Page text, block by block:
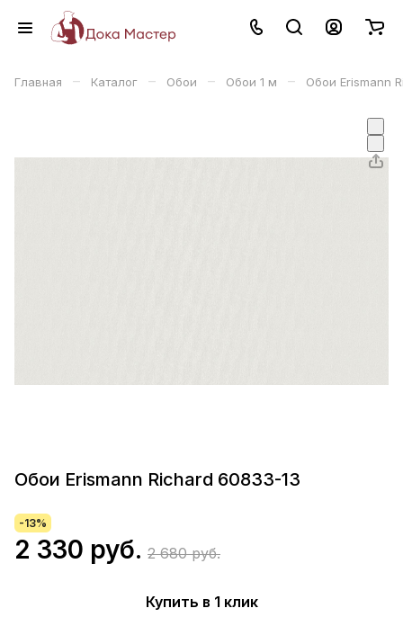
Главная – Каталог – Обои – Обои 1 м – Обои Erismann
Обои Erismann Richard 60833-13
-13%
2 330 руб. 2 680 руб.
Купить в 1 клик